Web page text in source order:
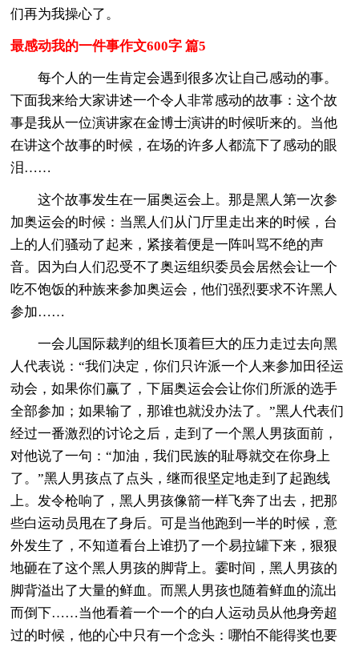
们再为我操心了。
最感动我的一件事作文600字 篇5
每个人的一生肯定会遇到很多次让自己感动的事。
下面我来给大家讲述一个令人非常感动的故事：这个故
事是我从一位演讲家在金博士演讲的时候听来的。当他
在讲这个故事的时候，在场的许多人都流下了感动的眼
泪……
这个故事发生在一届奥运会上。那是黑人第一次参
加奥运会的时候：当黑人们从门厅里走出来的时候，台
上的人们骚动了起来，紧接着便是一阵叫骂不绝的声
音。因为白人们忍受不了奥运组织委员会居然会让一个
吃不饱饭的种族来参加奥运会，他们强烈要求不许黑人
参加……
一会儿国际裁判的组长顶着巨大的压力走过去向黑
人代表说：“我们决定，你们只许派一个人来参加田径运
动会，如果你们赢了，下届奥运会会让你们所派的选手
全部参加；如果输了，那谁也就没办法了。”黑人代表们
经过一番激烈的讨论之后，走到了一个黑人男孩面前，
对他说了一句：“加油，我们民族的耻辱就交在你身上
了。”黑人男孩点了点头，继而很坚定地走到了起跑线
上。发令枪响了，黑人男孩像箭一样飞奔了出去，把那
些白运动员甩在了身后。可是当他跑到一半的时候，意
外发生了，不知道看台上谁扔了一个易拉罐下来，狠狠
地砸在了这个黑人男孩的脚背上。霎时间，黑人男孩的
脚背溢出了大量的鲜血。而黑人男孩也随着鲜血的流出
而倒下……当他看着一个一个的白人运动员从他身旁超
过的时候，他的心中只有一个念头：哪怕不能得奖也要